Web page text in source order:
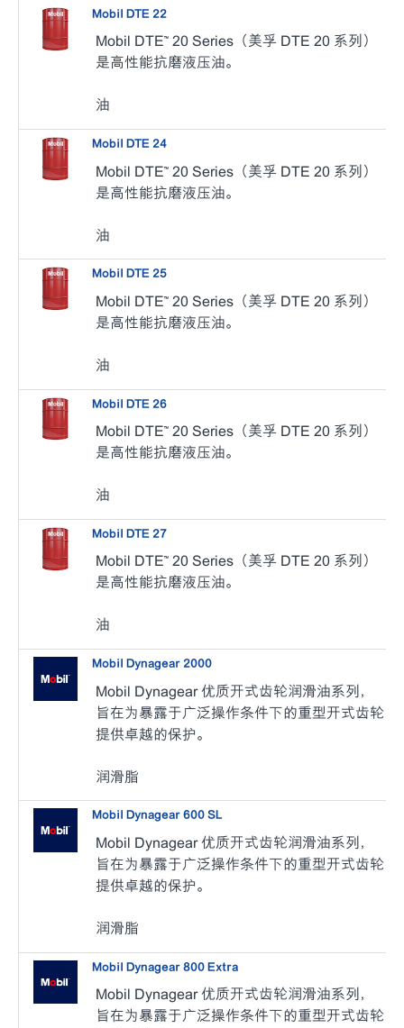
Mobil DTE 22
Mobil DTE™ 20 Series（美孚 DTE 20 系列）
是高性能抗磨液压油。
油
Mobil DTE 24
Mobil DTE™ 20 Series（美孚 DTE 20 系列）
是高性能抗磨液压油。
油
Mobil DTE 25
Mobil DTE™ 20 Series（美孚 DTE 20 系列）
是高性能抗磨液压油。
油
Mobil DTE 26
Mobil DTE™ 20 Series（美孚 DTE 20 系列）
是高性能抗磨液压油。
油
Mobil DTE 27
Mobil DTE™ 20 Series（美孚 DTE 20 系列）
是高性能抗磨液压油。
油
Mobil Dynagear 2000
Mobil Dynagear 优质开式齿轮润滑油系列，
旨在为暴露于广泛操作条件下的重型开式齿轮
提供卓越的保护。
润滑脂
Mobil Dynagear 600 SL
Mobil Dynagear 优质开式齿轮润滑油系列，
旨在为暴露于广泛操作条件下的重型开式齿轮
提供卓越的保护。
润滑脂
Mobil Dynagear 800 Extra
Mobil Dynagear 优质开式齿轮润滑油系列，
旨在为暴露于广泛操作条件下的重型开式齿轮